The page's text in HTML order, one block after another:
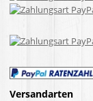
Versandarten